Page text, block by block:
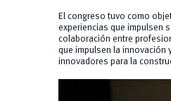
El congreso tuvo como
experiencias que impulsen
colaboración entre
que impulsen la innovación
innovadores para la